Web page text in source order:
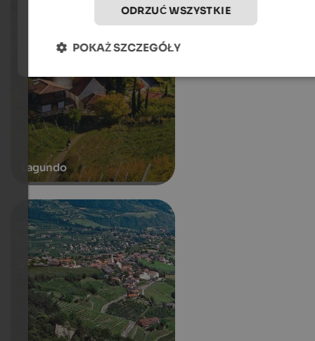
Lagundo
ODRZUĆ WSZYSTKIE
POKAŻ SZCZEGÓŁY